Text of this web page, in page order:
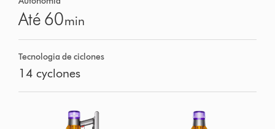
Até 60min
Tecnologia de ciclones
14 cyclones